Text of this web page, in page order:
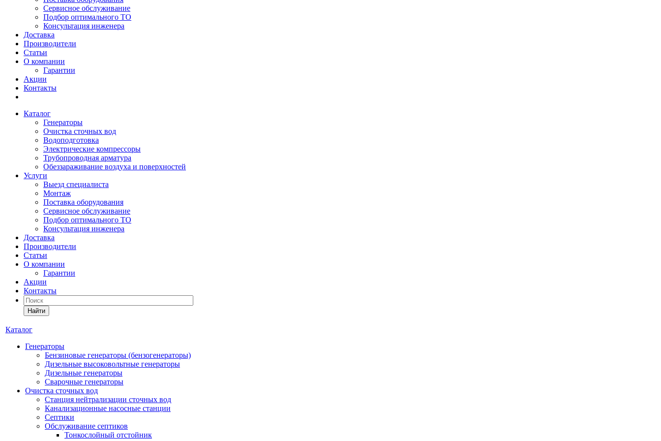
Сервисное обслуживание
Подбор оптимального ТО
Консультация инженера
Доставка
Производители
Статьи
О компании
Гарантии
Акции
Контакты
Каталог
Генераторы
Очистка сточных вод
Водоподготовка
Электрические компрессоры
Трубопроводная арматура
Обеззараживание воздуха и поверхностей
Услуги
Выезд специалиста
Монтаж
Поставка оборудования
Сервисное обслуживание
Подбор оптимального ТО
Консультация инженера
Доставка
Производители
Статьи
О компании
Гарантии
Акции
Контакты
Найти
Каталог
Генераторы
Бензиновые генераторы (бензогенераторы)
Дизельные высоковольтные генераторы
Дизельные генераторы
Сварочные генераторы
Очистка сточных вод
Станция нейтрализации сточных вод
Канализационные насосные станции
Септики
Обслуживание септиков
Тонкослойный отстойник